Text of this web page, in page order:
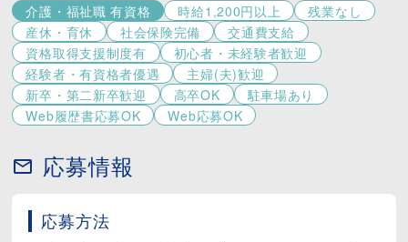
介護・福祉職 有資格 時給1,200円以上
残業なし
産休・育休
社会保険完備
交通費支給
資格取得支援制度有
初心者・未経験者歓迎
経験者・有資格者優遇
主婦(夫)歓迎
新卒・第二新卒歓迎
高卒OK
駐車場あり
Web履歴書応募OK
Web応募OK
応募情報
応募方法